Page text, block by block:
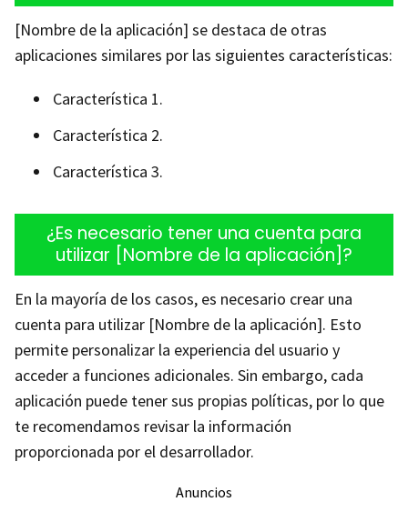
[Nombre de la aplicación] se destaca de otras
aplicaciones similares por las siguientes características:
Característica 1.
Característica 2.
Característica 3.
¿Es necesario tener una cuenta para
utilizar [Nombre de la aplicación]?
En la mayoría de los casos, es necesario crear una
cuenta para utilizar [Nombre de la aplicación]. Esto
permite personalizar la experiencia del usuario y
acceder a funciones adicionales. Sin embargo, cada
aplicación puede tener sus propias políticas, por lo que
te recomendamos revisar la información
proporcionada por el desarrollador.
Anuncios